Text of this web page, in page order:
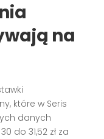
na
które w Seris
danych
do 31,52 zł za